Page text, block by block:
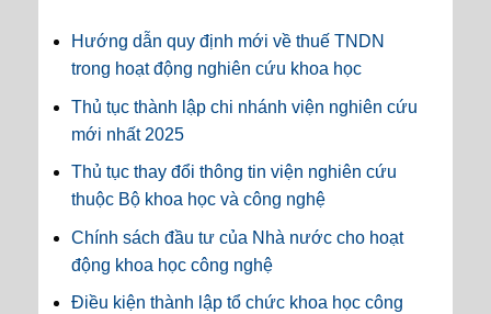
Hướng dẫn quy định mới về thuế TNDN
trong hoạt động nghiên cứu khoa học
Thủ tục thành lập chi nhánh viện nghiên cứu
mới nhất 2025
Thủ tục thay đổi thông tin viện nghiên cứu
thuộc Bộ khoa học và công nghệ
Chính sách đầu tư của Nhà nước cho hoạt
động khoa học công nghệ
Điều kiện thành lập tổ chức khoa học công